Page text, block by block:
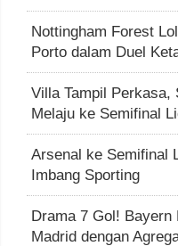
Nottingham Forest
Porto dalam Duel
Villa Tampil Perkasa,
Melaju ke Semifinal
Arsenal ke Semifinal
Imbang Sporting
Drama 7 Gol!
Madrid dengan